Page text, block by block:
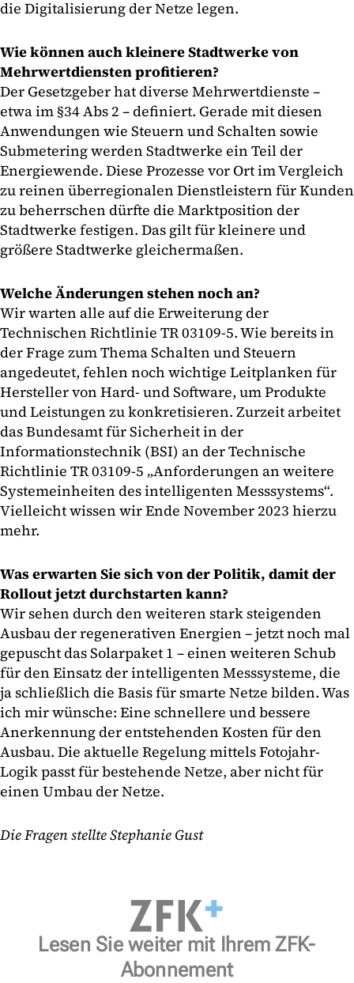
die Digitalisierung der Netze legen.
Wie können auch kleinere Stadtwerke von
Mehrwertdiensten profitieren?
Der Gesetzgeber hat diverse Mehrwertdienste –
etwa im §34 Abs 2 – definiert. Gerade mit diesen
Anwendungen wie Steuern und Schalten sowie
Submetering werden Stadtwerke ein Teil der
Energiewende. Diese Prozesse vor Ort im Vergleich
zu reinen überregionalen Dienstleistern für Kunden
zu beherrschen dürfte die Marktposition der
Stadtwerke festigen. Das gilt für kleinere und
größere Stadtwerke gleichermaßen.
Welche Änderungen stehen noch an?
Wir warten alle auf die Erweiterung der
Technischen Richtlinie TR 03109-5. Wie bereits in
der Frage zum Thema Schalten und Steuern
angedeutet, fehlen noch wichtige Leitplanken für
Hersteller von Hard- und Software, um Produkte
und Leistungen zu konkretisieren. Zurzeit arbeitet
das Bundesamt für Sicherheit in der
Informationstechnik (BSI) an der Technische
Richtlinie TR 03109-5 „Anforderungen an weitere
Systemeinheiten des intelligenten Messsystems“.
Vielleicht wissen wir Ende November 2023 hierzu
mehr.
Was erwarten Sie sich von der Politik, damit der
Rollout jetzt durchstarten kann?
Wir sehen durch den weiteren stark steigenden
Ausbau der regenerativen Energien – jetzt noch mal
gepuscht das Solarpaket 1 – einen weiteren Schub
für den Einsatz der intelligenten Messsysteme, die
ja schließlich die Basis für smarte Netze bilden. Was
ich mir wünsche: Eine schnellere und bessere
Anerkennung der entstehenden Kosten für den
Ausbau. Die aktuelle Regelung mittels Fotojahr-
Logik passt für bestehende Netze, aber nicht für
einen Umbau der Netze.
Die Fragen stellte Stephanie Gust
Lesen Sie weiter mit Ihrem ZFK-
Abonnement